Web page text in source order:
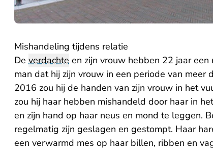
Mishandeling tijdens relatie
De verdachte en zijn vrouw hebben 22 jaar
man dat hij zijn vrouw in een periode van
2016 zou hij de handen van zijn vrouw in het
zou hij haar hebben mishandeld door haar in
en zijn hand op haar neus en mond te leggen.
regelmatig zijn geslagen en gestompt. Haar
een verwarmd mes op haar billen, ribben en